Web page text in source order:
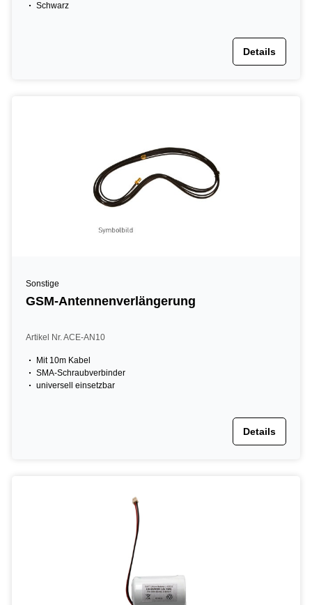
Schwarz
Details
Sonstige
GSM-Antennenverlängerung
Artikel Nr. ACE-AN10
Mit 10m Kabel
SMA-Schraubverbinder
universell einsetzbar
Details